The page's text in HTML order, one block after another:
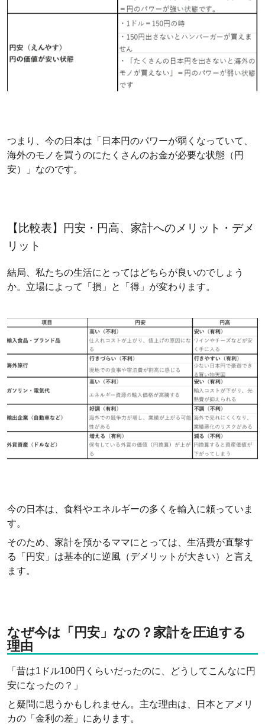
つまり、今の日本は「日本円のパワーが弱くなっていて、
海外のモノを買うのにたくさんのお金が必要な状態（円
安）」なのです。
【比較表】円安・円高、家計へのメリット・デメ
リット
結局、私たちの生活にとってはどちらが良いのでしょう
か。立場によって「損」と「得」が変わります。
今の日本は、食料やエネルギーの多くを輸入に頼っていま
す。
そのため、家計を預かるママにとっては、生活費が直撃す
る「円安」は基本的に逆風（デメリットが大きい）と言え
ます。
なぜ今は「円安」なの？家計を圧迫する
理由
「昔は1ドル100円くらいだったのに、どうしてこんなに円
安になったの？」
と疑問に思うかもしれません。主な理由は、日本とアメリ
カの「金利の差」にあります。